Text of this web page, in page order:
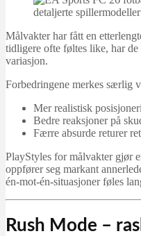
Målvakter har fått en
tidligere ofte føltes like, har
variasjon.
Forbedringene merkes særlig
Mer realistisk
Bedre reaksjoner på
Færre absurde returer
PlayStyles for målvakter gjør
oppfører seg markant
én-mot-én-situasjoner føles
Rush Mode –